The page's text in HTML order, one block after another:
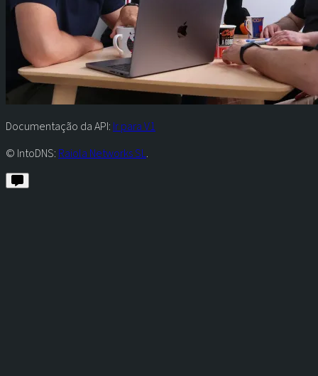
Documentação da API: Ir para V1
© IntoDNS: Raiola Networks SL.